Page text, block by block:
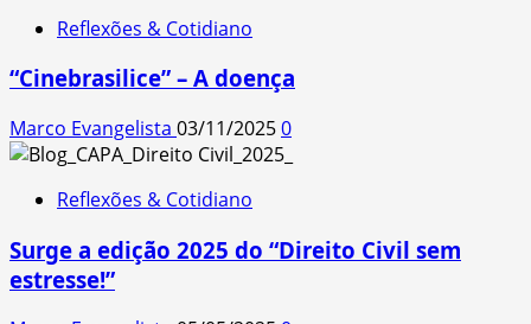
Reflexões & Cotidiano
“Cinebrasilice” – A doença
Marco Evangelista 03/11/20250
Reflexões & Cotidiano
Surge a edição 2025 do “Direito Civil sem
estresse!”